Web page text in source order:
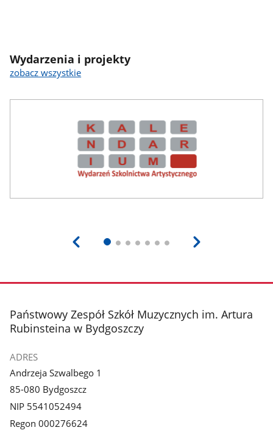
Wydarzenia i projekty
zobacz wszystkie
stopka
Państwowy Zespół Szkół Muzycznych im. Artura
Rubinsteina w Bydgoszczy
ADRES
Andrzeja Szwalbego 1
85-080 Bydgoszcz
NIP 5541052494
Regon 000276624